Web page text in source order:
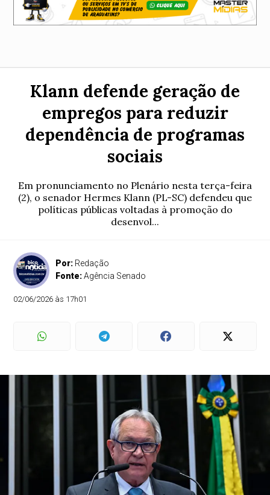
Klann defende geração de
empregos para reduzir
dependência de programas
sociais
Em pronunciamento no Plenário nesta terça-feira
(2), o senador Hermes Klann (PL-SC) defendeu que
políticas públicas voltadas à promoção do
desenvol...
Por: Redação
Fonte:Agência Senado
02/06/2026 às 17h01